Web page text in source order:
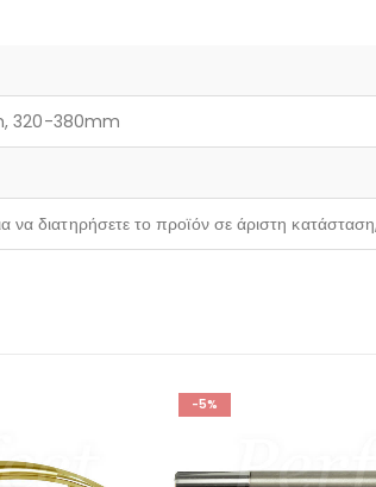
320-380mm
να διατηρήσετε το προϊόν σε άριστη
-4%